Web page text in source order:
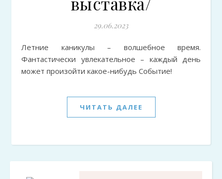
29.06.2023
Летние каникулы – волшебное время.
Фантастически увлекательное – каждый день
может произойти какое-нибудь Событие!
ЧИТАТЬ ДАЛЕЕ